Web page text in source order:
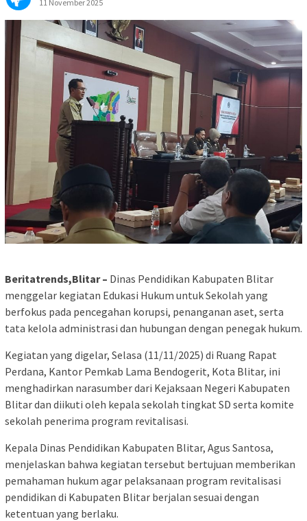
11 November 2025
Beritatrends,Blitar – Dinas Pendidikan Kabupaten Blitar
menggelar kegiatan Edukasi Hukum untuk Sekolah yang
berfokus pada pencegahan korupsi, penanganan aset, serta
tata kelola administrasi dan hubungan dengan penegak hukum.
Kegiatan yang digelar, Selasa (11/11/2025) di Ruang Rapat
Perdana, Kantor Pemkab Lama Bendogerit, Kota Blitar, ini
menghadirkan narasumber dari Kejaksaan Negeri Kabupaten
Blitar dan diikuti oleh kepala sekolah tingkat SD serta komite
sekolah penerima program revitalisasi.
Kepala Dinas Pendidikan Kabupaten Blitar, Agus Santosa,
menjelaskan bahwa kegiatan tersebut bertujuan memberikan
pemahaman hukum agar pelaksanaan program revitalisasi
pendidikan di Kabupaten Blitar berjalan sesuai dengan
ketentuan yang berlaku.